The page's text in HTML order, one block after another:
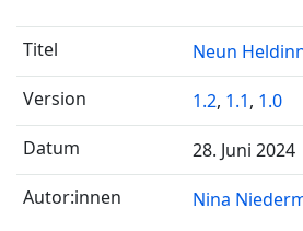
Neun
1.2, 1.1, 1.0
28. Juni 2024
Nina